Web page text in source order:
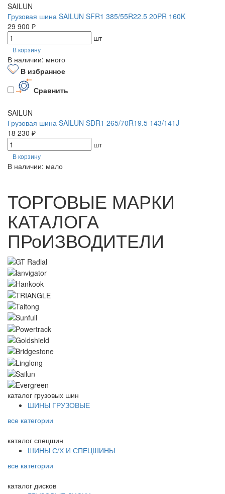
SAILUN
Грузовая шина SAILUN SFR1 385/55R22.5 20PR 160K
29 900 ₽
шт
В корзину
В наличии: много
В избранное
Сравнить
SAILUN
Грузовая шина SAILUN SDR1 265/70R19.5 143/141J
18 230 ₽
шт
В корзину
В наличии: мало
ТОРГОВЫЕ МАРКИ
КАТАЛОГА
ПРоИЗВОДИТЕЛИ
каталог грузовых шин
ШИНЫ ГРУЗОВЫЕ
все категории
каталог спецшин
ШИНЫ С/Х И СПЕЦШИНЫ
все категории
каталог дисков